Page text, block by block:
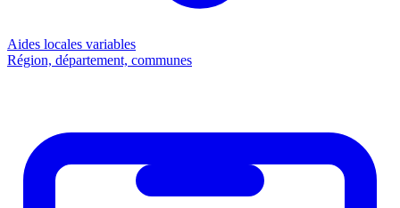
Aides locales variables
Région, département, communes